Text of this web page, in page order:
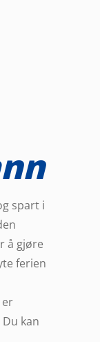
spart i
å gjøre
ferien
er
kan